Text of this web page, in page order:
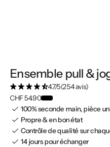
Ensemble pull &
4.7/5(254 avis)
CHF 54.90
100% seconde main, pièce
Propre & en bon état
Contrôle de qualité sur
14 jours pour échanger